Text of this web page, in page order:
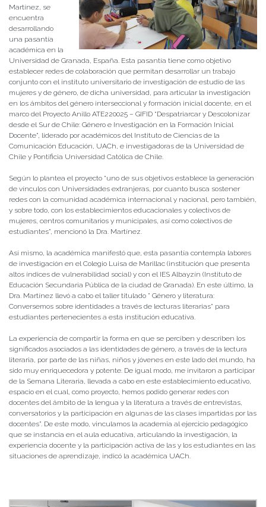
Martínez, se
encuentra
desarrollando
una pasantía
académica en la
Universidad de Granada, España. Esta pasantía tiene como objetivo
establecer redes de colaboración que permitan desarrollar un trabajo
conjunto con el instituto universitario de investigación de estudio de las
mujeres y de género, de dicha universidad, para articular la investigación
en los ámbitos del género interseccional y formación inicial docente, en el
marco del Proyecto Anillo ATE220025 – GIFID “Despatriarcar y Descolonizar
desde el Sur de Chile: Género e Investigación en la Formación Inicial
Docente”, liderado por académicos del Instituto de Ciencias de la
Comunicación Educación, UACh, e investigadoras de la Universidad de
Chile y Pontificia Universidad Católica de Chile.
Según lo plantea el proyecto “uno de sus objetivos establece la generación
de vínculos con Universidades extranjeras, por cuanto busca sostener
redes con la comunidad académica internacional y nacional, pero también,
y sobre todo, con los establecimientos educacionales y colectivos de
mujeres, centros comunitarios y municipales, así como colectivos de
estudiantes”, mencionó la Dra. Martínez.
Así mismo, la académica manifestó que, esta pasantía contempla labores
de investigación en el Colegio Luisa de Marillac (institución que presenta
altos índices de vulnerabilidad social) y con el IES Albayzín (Instituto de
Educación Secundaria Pública de la ciudad de Granada). En este último, la
Dra. Martínez llevó a cabo el taller titulado ” Género y literatura:
Conversemos sobre identidades a través de lecturas literarias” para
estudiantes pertenecientes a esta institución educativa.
La experiencia de compartir la forma en que se perciben y describen los
significados asociados a las identidades de género, a través de la lectura
literaria, por parte de las niñas, niños y jóvenes en este lado del mundo, ha
sido muy enriquecedora y potente. De igual modo, me invitaron a participar
de la Semana Literaria, llevada a cabo en este establecimiento educativo,
espacio en el cual, como proyecto, hemos podido generar redes con
docentes del ámbito de la lengua y la literatura a través de entrevistas,
conversatorios y la participación en algunas de las clases impartidas por las
docentes”. De este modo, vinculamos la academia al ejercicio pedagógico
que se instancia en el aula educativa, articulando la investigación, la
experiencia docente y la participación activa de las y los estudiantes en las
situaciones de aprendizaje, indicó la académica UACh.